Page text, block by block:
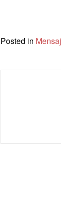
Posted in